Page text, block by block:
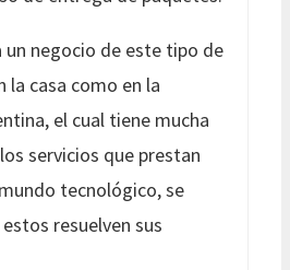
un negocio de este tipo de
la casa como en la
el cual tiene mucha
servicios que prestan
tecnológico, se
resuelven sus